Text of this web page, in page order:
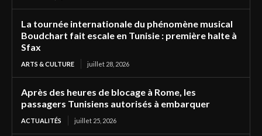
La tournée internationale du phénomène musical
Boudchart fait escale en Tunisie : première halte à
Sfax
ARTS & CULTURE juillet 28, 2026
Après des heures de blocage à Rome, les
passagers Tunisiens autorisés à embarquer
ACTUALITÉS juillet 25, 2026